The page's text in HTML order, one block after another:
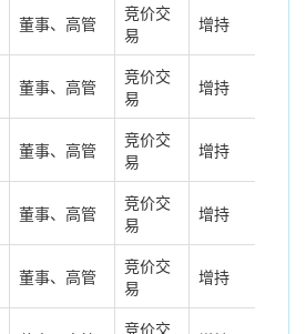
董事、高管
竞价交
易
增持
董事、高管
竞价交
易
增持
董事、高管
竞价交
易
增持
董事、高管
竞价交
易
增持
董事、高管
竞价交
易
增持
竞价交